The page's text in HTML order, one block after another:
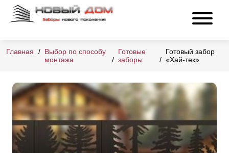
Главная
Выбор по способу
монтажа
Готовые
заборы
Готовый забор
«Хай-тек»